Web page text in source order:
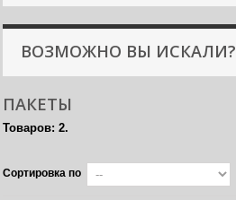
ВОЗМОЖНО ВЫ ИСКАЛИ?
ПАКЕТЫ
Товаров: 2.
Сортировка по